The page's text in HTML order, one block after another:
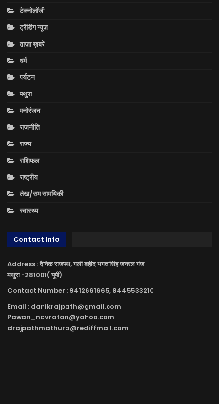
टेक्नोलॉजी
ट्रेंडिंग न्यूज़
ताज़ा ख़बरें
धर्म
पर्यटन
मथुरा
मनोरंजन
राजनीति
राज्य
राशिफल
राष्ट्रीय
लेख/सम सामयिकी
स्वास्थ्य
Contact Info
Address : दैनिक राजपथ, गली शहीद भगत सिंह जनरल गंज
मथुरा -281001( यूपी)
Contact Number : 9412661665, 8445533210
Email : danikrajpath@gmail.com
Pawan_navratan@yahoo.com
drajpathmathura@rediffmail.com